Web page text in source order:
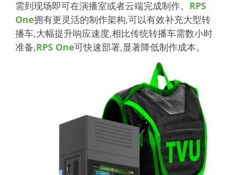
需到现场即可在演播室或者云端完成制作。 RPS
One拥有更灵活的制作架构,可以有效补充大型转
播车,大幅提升响应速度,相比传统转播车需数小时
准备,RPS One可快速部署,显著降低制作成本。